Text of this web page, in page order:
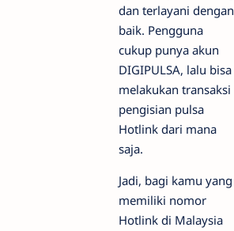
dan terlayani dengan
baik. Pengguna
cukup punya akun
DIGIPULSA, lalu bisa
melakukan transaksi
pengisian pulsa
Hotlink dari mana
saja.
Jadi, bagi kamu yang
memiliki nomor
Hotlink di Malaysia